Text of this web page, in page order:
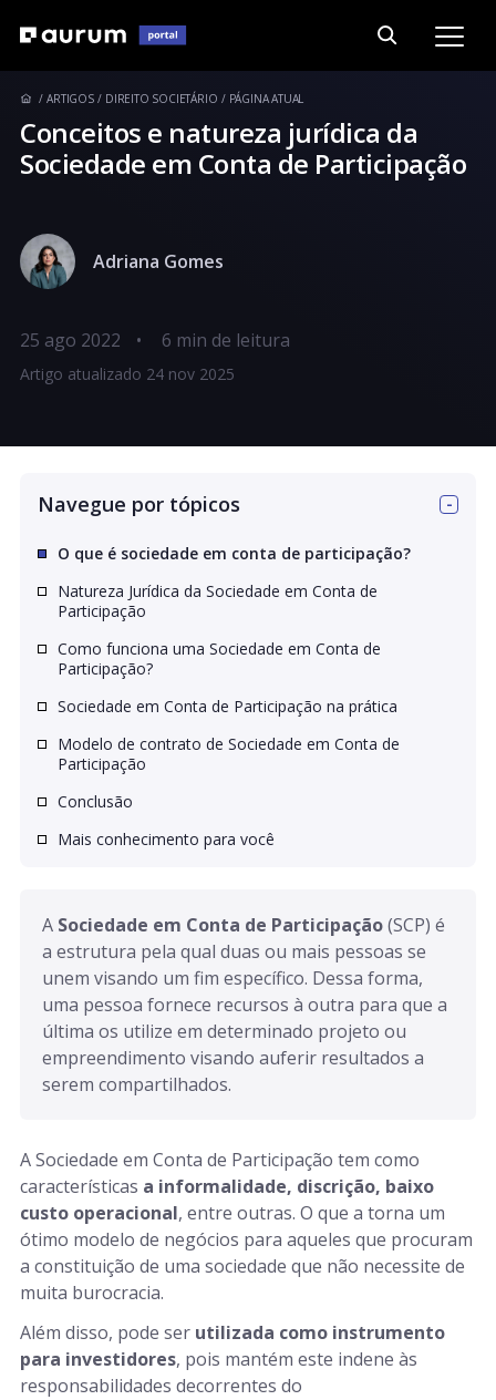
ARTIGOS DIREITO SOCIETÁRIO PÁGINA ATUAL
Conceitos e natureza jurídica da
Sociedade em Conta de Participação
Adriana Gomes
25 ago 2022 •
Artigo atualizado 24 nov 2025
Navegue por tópicos
O que é sociedade em conta de participação?
Natureza Jurídica da Sociedade em Conta de
Participação
Como funciona uma Sociedade em Conta de
Participação?
Sociedade em Conta de Participação na prática
Modelo de contrato de Sociedade em Conta de
Participação
Conclusão
Mais conhecimento para você
A Sociedade em Conta de Participação (SCP) é
a estrutura pela qual duas ou mais pessoas se
unem visando um fim específico. Dessa forma,
uma pessoa fornece recursos à outra para que a
última os utilize em determinado projeto ou
empreendimento visando auferir resultados a
serem compartilhados.
A Sociedade em Conta de Participação tem como
características a informalidade, discrição, baixo
custo operacional, entre outras. O que a torna um
ótimo modelo de negócios para aqueles que procuram
a constituição de uma sociedade que não necessite de
muita burocracia.
Além disso, pode ser utilizada como instrumento
para investidores, pois mantém este indene às
responsabilidades decorrentes do